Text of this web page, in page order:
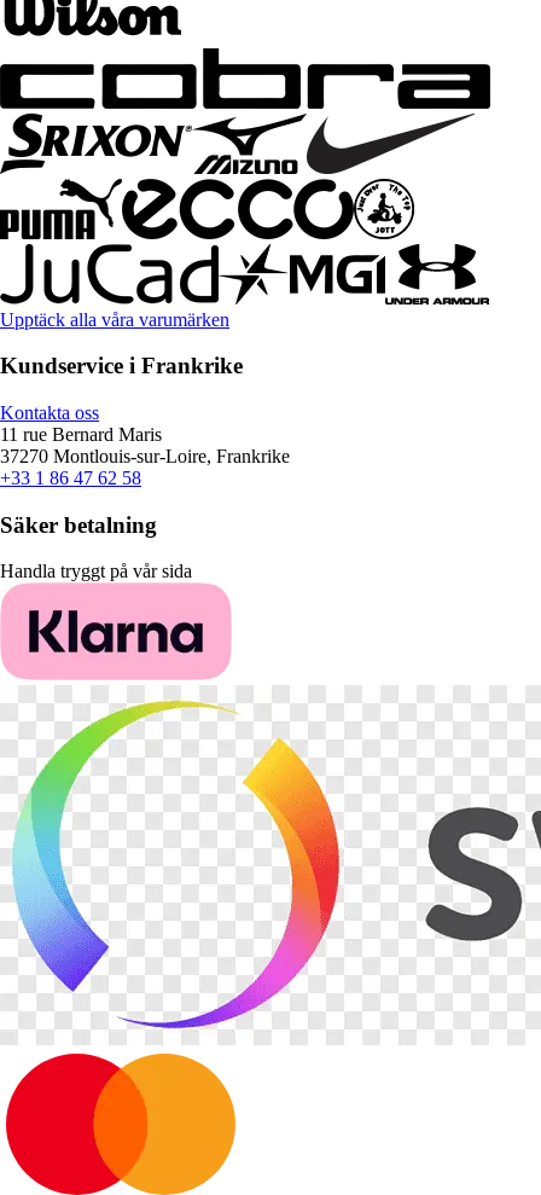
Upptäck alla våra varumärken
Kundservice i Frankrike
Kontakta oss
11 rue Bernard Maris
37270 Montlouis-sur-Loire, Frankrike
+33 1 86 47 62 58
Säker betalning
Handla tryggt på vår sida